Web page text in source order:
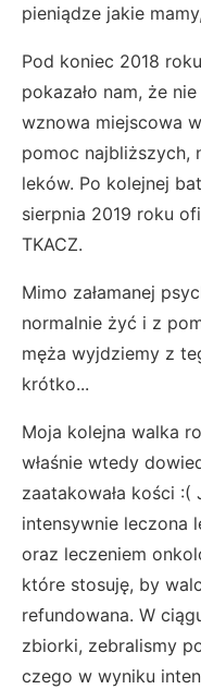
pieniądze jakie
Pod koniec 2018
pokazało nam, że
wznowa miejscowa
pomoc najbliższych,
leków. Po kolejnej
sierpnia 2019 roku
TKACZ.
Mimo załamanej
normalnie żyć i z
męża wyjdziemy z
krótko...
Moja kolejna walka
właśnie wtedy
zaatakowała kości
intensywnie leczona
oraz leczeniem
które stosuję, by
refundowana. W
zbiorki, zebralismy
czego w wyniku